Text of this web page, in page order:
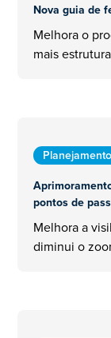
Nova guia de
Melhora o
mais
pontos de
Melhora a
diminui o